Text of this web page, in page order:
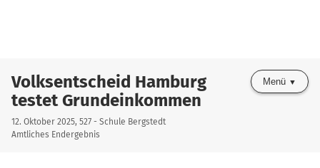
Volksentscheid Hamburg
testet Grundeinkommen
12. Oktober 2025, 527 - Schule Bergstedt
Amtliches Endergebnis
Menü